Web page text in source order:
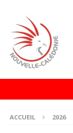
ACCUEIL 2026